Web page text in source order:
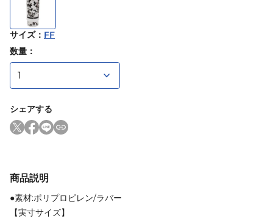
サイズ： FF
数量：
シェアする
商品説明
●素材:ポリプロピレン/ラバー
【実寸サイズ】